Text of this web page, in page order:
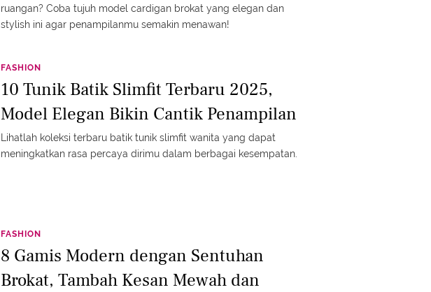
ruangan? Coba tujuh model cardigan brokat yang elegan dan
stylish ini agar penampilanmu semakin menawan!
FASHION
10 Tunik Batik Slimfit Terbaru 2025,
Model Elegan Bikin Cantik Penampilan
Lihatlah koleksi terbaru batik tunik slimfit wanita yang dapat
meningkatkan rasa percaya dirimu dalam berbagai kesempatan.
FASHION
8 Gamis Modern dengan Sentuhan
Brokat, Tambah Kesan Mewah dan